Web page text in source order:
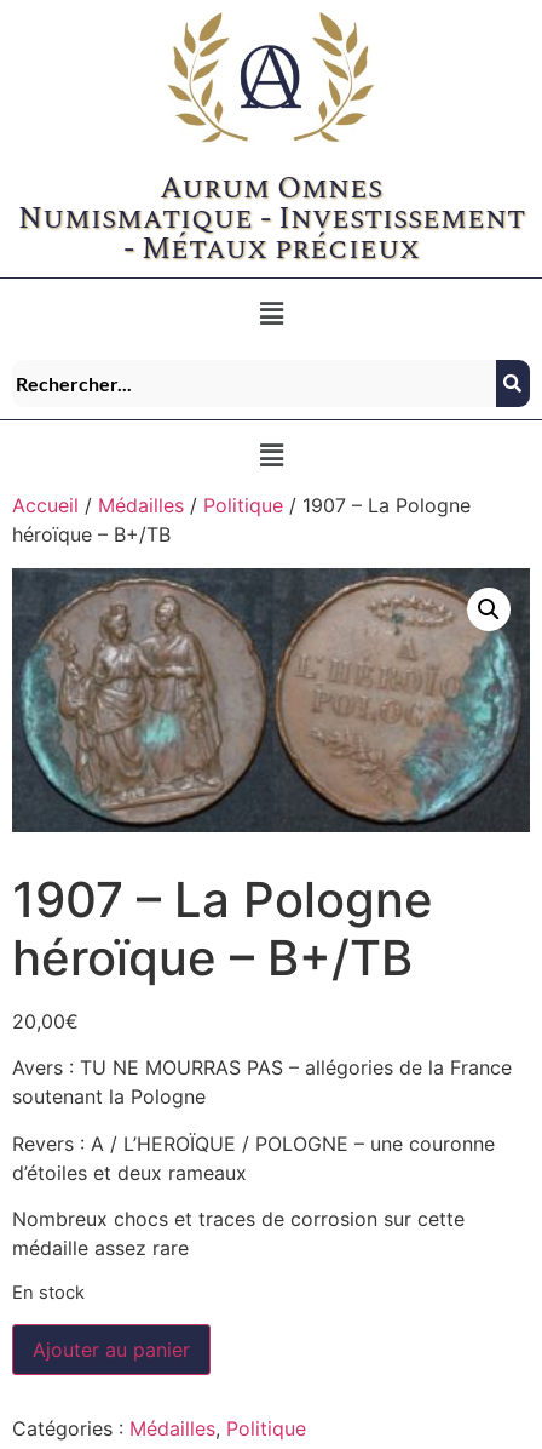
Aurum Omnes
Numismatique - Investissement
- Métaux précieux
Accueil / Médailles / Politique / 1907 – La Pologne
héroïque – B+/TB
1907 – La Pologne
héroïque – B+/TB
20,00€
Avers : TU NE MOURRAS PAS – allégories de la France
soutenant la Pologne
Revers : A / L’HEROÏQUE / POLOGNE – une couronne
d’étoiles et deux rameaux
Nombreux chocs et traces de corrosion sur cette
médaille assez rare
En stock
Ajouter au panier
Catégories : Médailles, Politique